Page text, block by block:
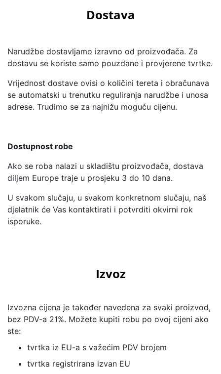
Dostava
Narudžbe dostavljamo izravno od proizvođača. Za
dostavu se koriste samo pouzdane i provjerene tvrtke.
Vrijednost dostave ovisi o količini tereta i obračunava
se automatski u trenutku reguliranja narudžbe i unosa
adrese. Trudimo se za najnižu moguću cijenu.
Dostupnost robe
Ako se roba nalazi u skladištu proizvođača, dostava
diljem Europe traje u prosjeku 3 do 10 dana.
U svakom slučaju, u svakom konkretnom slučaju, naš
djelatnik će Vas kontaktirati i potvrditi okvirni rok
isporuke.
Izvoz
Izvozna cijena je također navedena za svaki proizvod,
bez PDV-a 21%. Možete kupiti robu po ovoj cijeni ako
ste:
tvrtka iz EU-a s važećim PDV brojem
tvrtka registrirana izvan EU